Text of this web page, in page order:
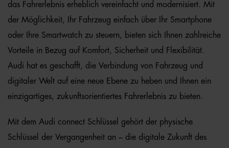
das Fahrerlebnis erheblich vereinfacht und modernisiert. Mit
der Möglichkeit, Ihr Fahrzeug einfach über Ihr Smartphone
oder Ihre Smartwatch zu steuern, bieten sich Ihnen zahlreiche
Vorteile in Bezug auf Komfort, Sicherheit und Flexibilität.
Audi hat es geschafft, die Verbindung von Fahrzeug und
digitaler Welt auf eine neue Ebene zu heben und Ihnen ein
einzigartiges, zukunftsorientiertes Fahrerlebnis zu bieten.
Mit dem Audi connect Schlüssel gehört der physische
Schlüssel der Vergangenheit an – die digitale Zukunft des